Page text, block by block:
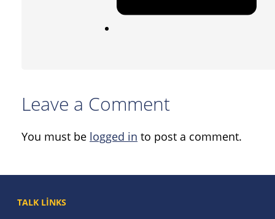
Leave a Comment
You must be logged in to post a comment.
TALK LINKS